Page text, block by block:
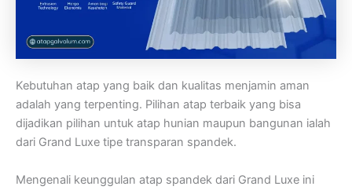
Kebutuhan atap yang baik dan kualitas menjamin aman
adalah yang terpenting. Pilihan atap terbaik yang bisa
dijadikan pilihan untuk atap hunian maupun bangunan ialah
dari Grand Luxe tipe transparan spandek.
Mengenali keunggulan atap spandek dari Grand Luxe ini